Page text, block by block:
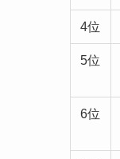
4位
5位
6位